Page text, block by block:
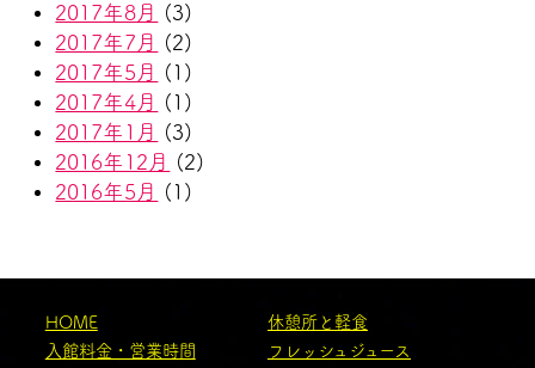
2017年8月
(3)
2017年7月
(2)
2017年5月
(1)
2017年4月
(1)
2017年1月
(3)
2016年12月
(2)
2016年5月
(1)
HOME
入館料金・営業時間
休憩所と軽食
フレッシュジュース